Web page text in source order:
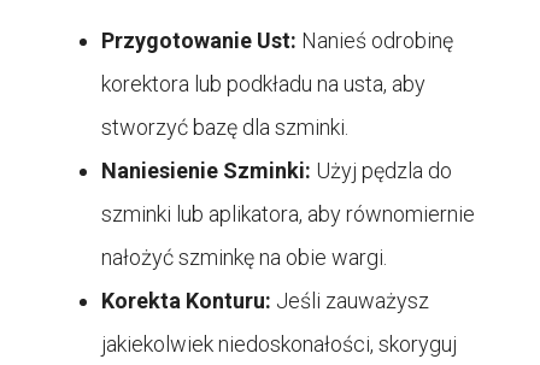
Przygotowanie Ust: Nanieś odrobinę
korektora lub podkładu na usta, aby
stworzyć bazę dla szminki.
Naniesienie Szminki: Użyj pędzla do
szminki lub aplikatora, aby równomiernie
nałożyć szminkę na obie wargi.
Korekta Konturu: Jeśli zauważysz
jakiekolwiek niedoskonałości, skoryguj